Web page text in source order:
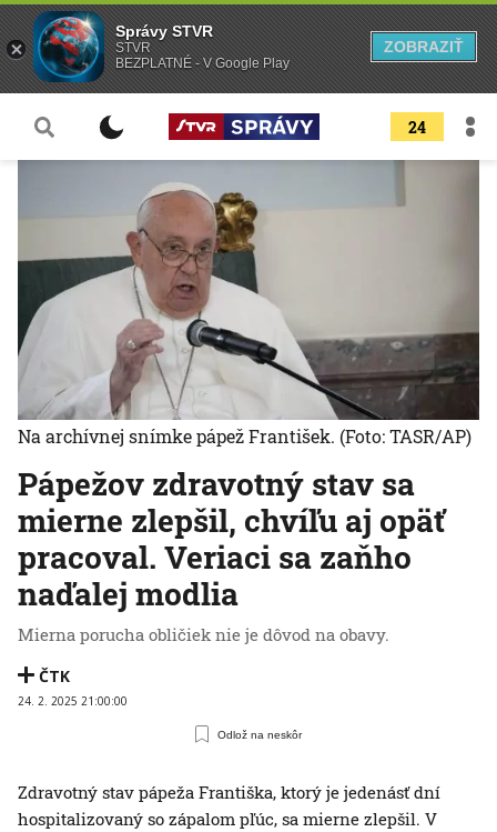
24
Pápežov zdravotný stav sa
mierne zlepšil, chvíľu aj opäť
pracoval. Veriaci sa zaňho
naďalej modlia
Mierna porucha obličiek nie je dôvod na obavy.
ČTK
24. 2. 2025 21:00:00
Odlož na neskôr
Na archívnej snímke pápež František. (Foto: TASR/AP)
Zdravotný stav pápeža Františka, ktorý je jedenásť dní
hospitalizovaný so zápalom pľúc, sa mierne zlepšil. V
Správy STVR
STVR
BEZPLATNÉ - V Google Play
ZOBRAZIŤ